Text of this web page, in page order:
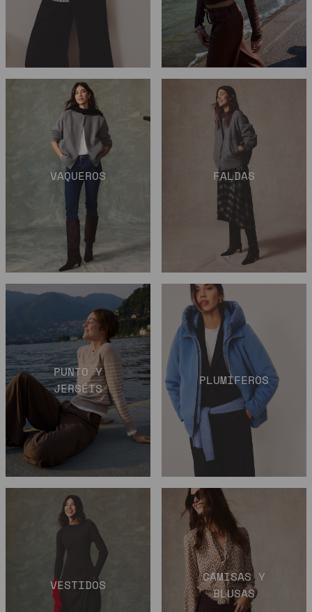
VAQUEROS FALDAS
PUNTO Y
JERSÉIS
PLUMÍFEROS
VESTIDOS
CAMISAS Y
BLUSAS